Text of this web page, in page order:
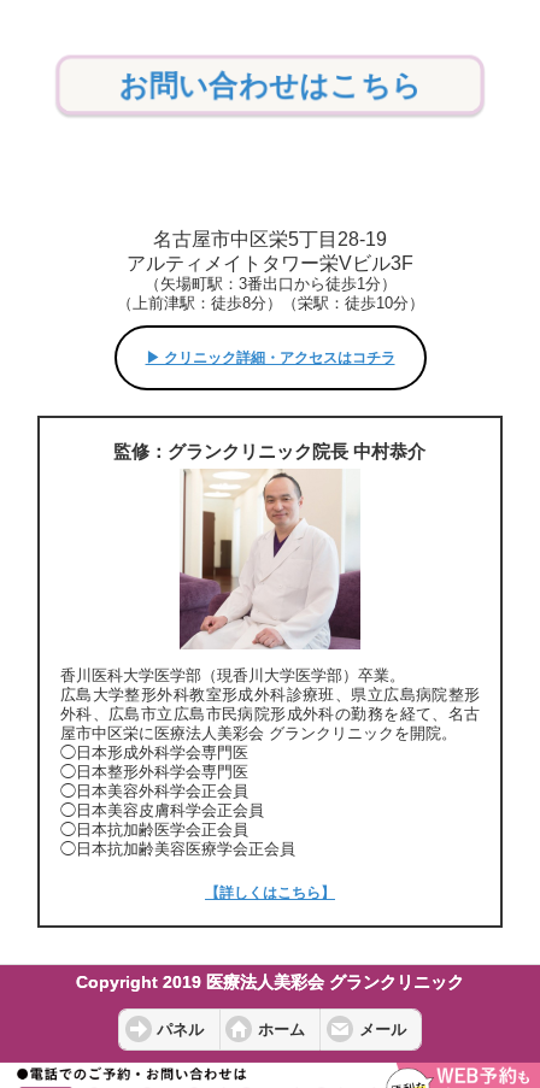
お問い合わせはこちら
名古屋市中区栄5丁目28-19
アルティメイトタワー栄Vビル3F
（矢場町駅：3番出口から徒歩1分）
（上前津駅：徒歩8分）（栄駅：徒歩10分）
▶︎ クリニック詳細・アクセスはコチラ
監修：グランクリニック院長 中村恭介
香川医科大学医学部（現香川大学医学部）卒業。
広島大学整形外科教室形成外科診療班、県立広島病院整形
外科、広島市立広島市民病院形成外科の勤務を経て、名古
屋市中区栄に医療法人美彩会 グランクリニックを開院。
◯日本形成外科学会専門医
◯日本整形外科学会専門医
◯日本美容外科学会正会員
◯日本美容皮膚科学会正会員
◯日本抗加齢医学会正会員
◯日本抗加齢美容医療学会正会員
【詳しくはこちら】
Copyright 2019 医療法人美彩会 グランクリニック
パネル ホーム メール